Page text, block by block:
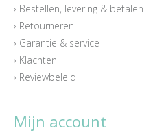
› Bestellen, levering & betalen
› Retourneren
› Garantie & service
› Klachten
› Reviewbeleid
Mijn account